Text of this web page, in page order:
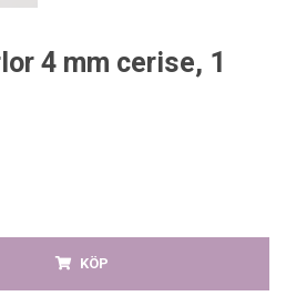
4 mm cerise, 1
KÖP